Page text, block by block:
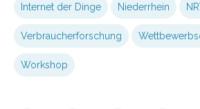
Internet der Dinge Niederrhein
Verbraucherforschung
Workshop